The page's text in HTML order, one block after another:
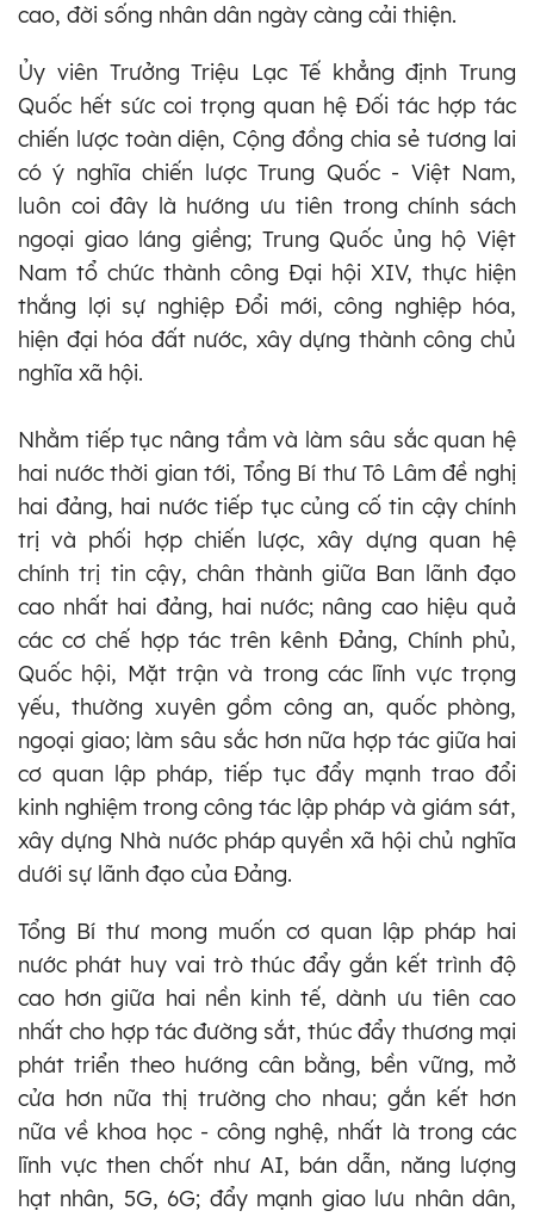
cao, đời sống nhân dân ngày càng cải thiện.
Ủy viên Trưởng Triệu Lạc Tế khẳng định Trung
Quốc hết sức coi trọng quan hệ Đối tác hợp tác
chiến lược toàn diện, Cộng đồng chia sẻ tương lai
có ý nghĩa chiến lược Trung Quốc - Việt Nam,
luôn coi đây là hướng ưu tiên trong chính sách
ngoại giao láng giềng; Trung Quốc ủng hộ Việt
Nam tổ chức thành công Đại hội XIV, thực hiện
thắng lợi sự nghiệp Đổi mới, công nghiệp hóa,
hiện đại hóa đất nước, xây dựng thành công chủ
nghĩa xã hội.
Nhằm tiếp tục nâng tầm và làm sâu sắc quan hệ
hai nước thời gian tới, Tổng Bí thư Tô Lâm đề nghị
hai đảng, hai nước tiếp tục củng cố tin cậy chính
trị và phối hợp chiến lược, xây dựng quan hệ
chính trị tin cậy, chân thành giữa Ban lãnh đạo
cao nhất hai đảng, hai nước; nâng cao hiệu quả
các cơ chế hợp tác trên kênh Đảng, Chính phủ,
Quốc hội, Mặt trận và trong các lĩnh vực trọng
yếu, thường xuyên gồm công an, quốc phòng,
ngoại giao; làm sâu sắc hơn nữa hợp tác giữa hai
cơ quan lập pháp, tiếp tục đẩy mạnh trao đổi
kinh nghiệm trong công tác lập pháp và giám sát,
xây dựng Nhà nước pháp quyền xã hội chủ nghĩa
dưới sự lãnh đạo của Đảng.
Tổng Bí thư mong muốn cơ quan lập pháp hai
nước phát huy vai trò thúc đẩy gắn kết trình độ
cao hơn giữa hai nền kinh tế, dành ưu tiên cao
nhất cho hợp tác đường sắt, thúc đẩy thương mại
phát triển theo hướng cân bằng, bền vững, mở
cửa hơn nữa thị trường cho nhau; gắn kết hơn
nữa về khoa học - công nghệ, nhất là trong các
lĩnh vực then chốt như AI, bán dẫn, năng lượng
hạt nhân, 5G, 6G; đẩy mạnh giao lưu nhân dân,